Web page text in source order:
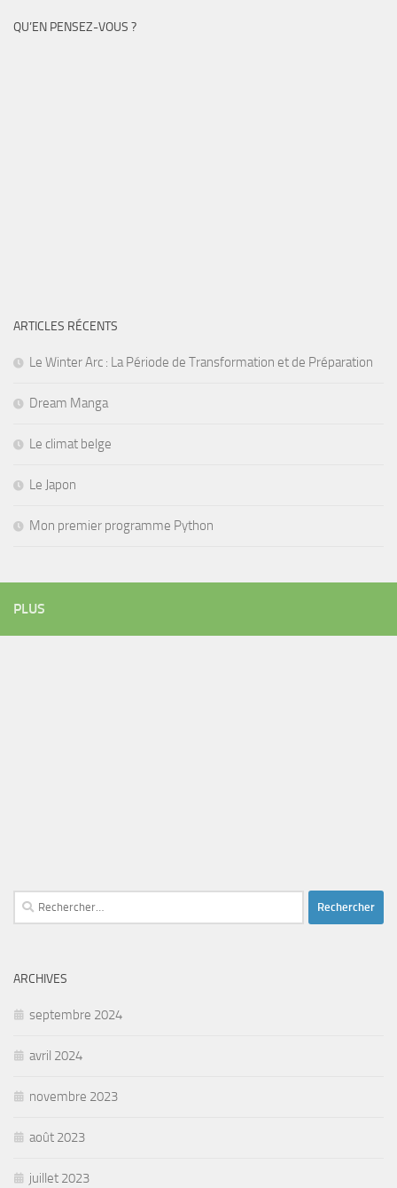
QU’EN PENSEZ-VOUS ?
ARTICLES RÉCENTS
Le Winter Arc : La Période de Transformation et de Préparation
Dream Manga
Le climat belge
Le Japon
Mon premier programme Python
PLUS
Rechercher :
ARCHIVES
septembre 2024
avril 2024
novembre 2023
août 2023
juillet 2023